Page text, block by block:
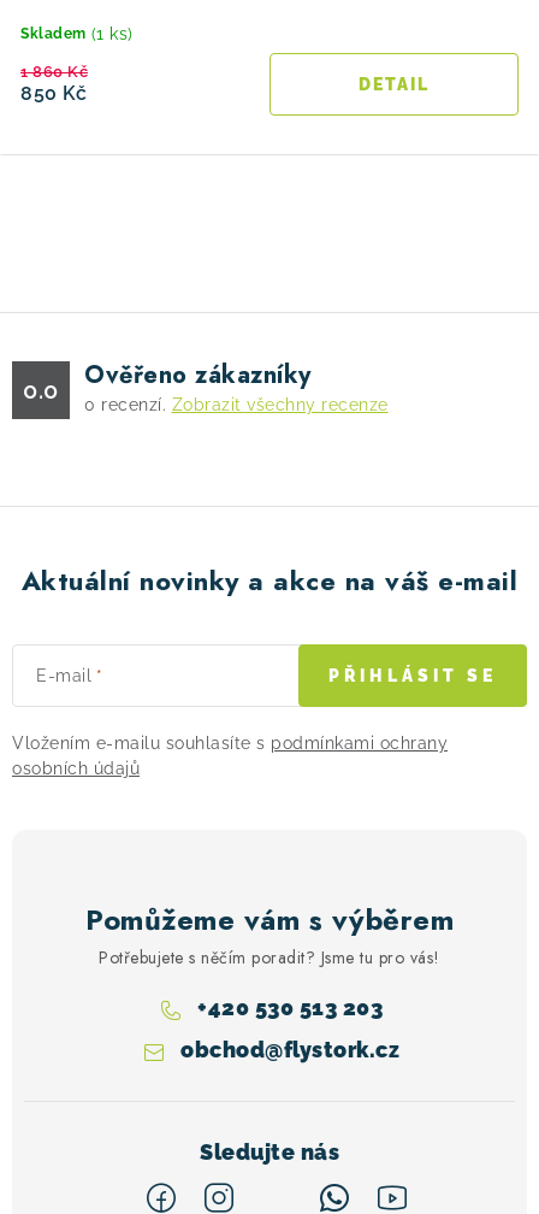
Skladem (1 ks)
850 Kč
1 860 Kč
á
d
a
c
r
k
y
v
p
i
s
0.0 Ověřeno zákazníky
0 recenzí. Zobrazit všechny recenze
Aktuální novinky a akce na váš e-mail
E-mail
Vložením e-mailu souhlasíte s podmínkami ochrany
osobních údajů
PŘIHLÁSIT SE
Pomůžeme vám s výběrem
Potřebujete s něčím poradit? Jsme tu pro vás!
obchod@flystork.cz
+420 530 513 203